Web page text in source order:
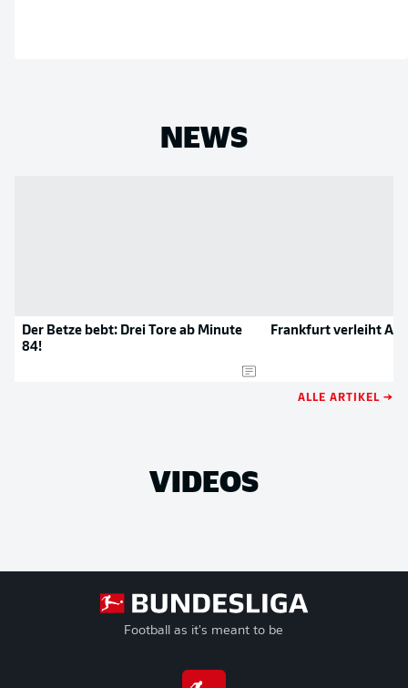
NEWS
Der Betze bebt: Drei Tore ab Minute
84!
Frankfurt verleiht
ALLE ARTIKEL →
VIDEOS
Football as it's meant to be